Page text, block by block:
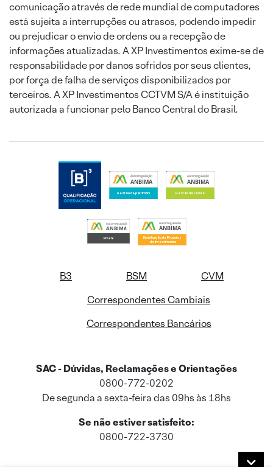
comunicação através de rede mundial de computadores
está sujeita a interrupções ou atrasos, podendo impedir
ou prejudicar o envio de ordens ou a recepção de
informações atualizadas. A XP Investimentos exime-se de
responsabilidade por danos sofridos por seus clientes,
por força de falha de serviços disponibilizados por
terceiros. A XP Investimentos CCTVM S/A é instituição
autorizada a funcionar pelo Banco Central do Brasil.
B3 BSM
CVM
Correspondentes Cambiais
Correspondentes Bancários
SAC - Dúvidas, Reclamações e Orientações
0800-772-0202
De segunda a sexta-feira das 09hs às 18hs
Se não estiver satisfeito:
0800-722-3730